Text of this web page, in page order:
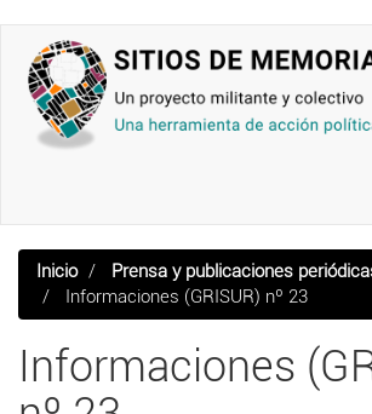
contenido
principal
Inicio
Prensa y publicaciones
Informaciones (GRISUR) nº 23
Informaciones